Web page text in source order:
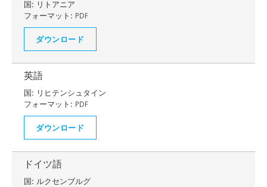
国: リトアニア
フォーマット: PDF
ダウンロード
英語
国: リヒテンシュタイン
フォーマット: PDF
ダウンロード
ドイツ語
国: ルクセンブルグ